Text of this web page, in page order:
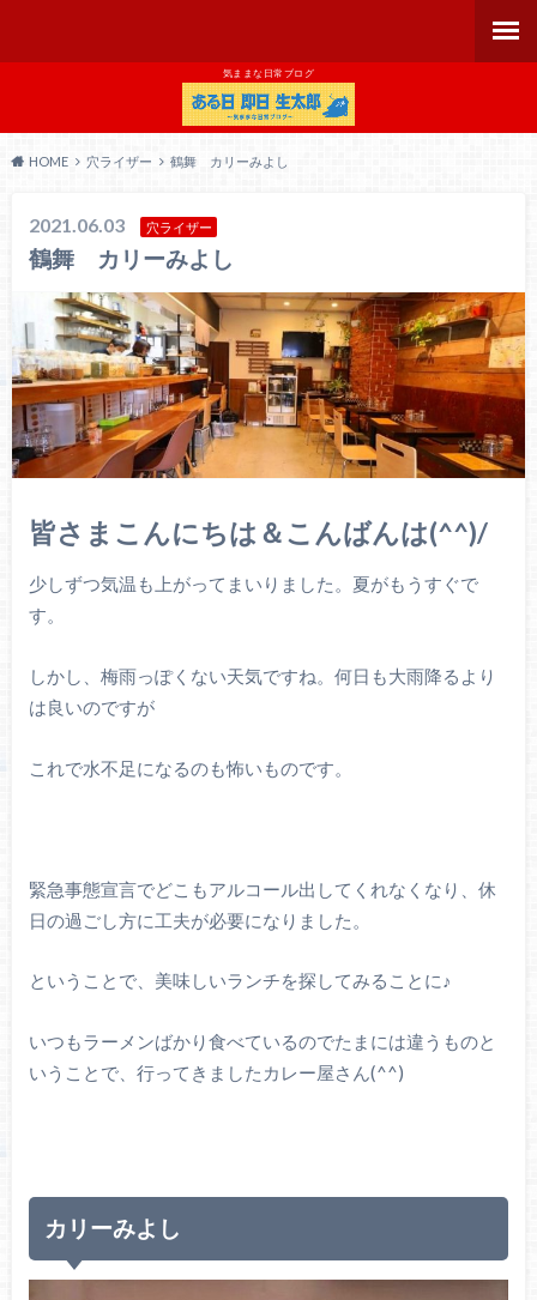
気ままな日常ブログ
HOME 穴ライザー 鶴舞 カリーみよし
2021.06.03 穴ライザー
鶴舞 カリーみよし
皆さまこんにちは＆こんばんは(^^)/
少しずつ気温も上がってまいりました。夏がもうすぐで
す。
しかし、梅雨っぽくない天気ですね。何日も大雨降るより
は良いのですが
これで水不足になるのも怖いものです。
緊急事態宣言でどこもアルコール出してくれなくなり、休
日の過ごし方に工夫が必要になりました。
ということで、美味しいランチを探してみることに♪
いつもラーメンばかり食べているのでたまには違うものと
いうことで、行ってきましたカレー屋さん(^^)
カリーみよし